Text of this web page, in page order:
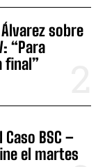
Álvarez sobre
“Para
final”
Caso BSC –
el martes